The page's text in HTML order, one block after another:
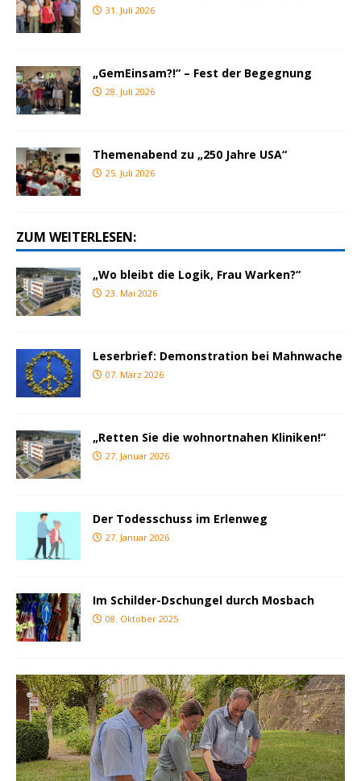
31. Juli 2026
„GemEinsam?!“ – Fest der Begegnung
28. Juli 2026
Themenabend zu „250 Jahre USA“
25. Juli 2026
ZUM WEITERLESEN:
„Wo bleibt die Logik, Frau Warken?“
23. Mai 2026
Leserbrief: Demonstration bei Mahnwache
07. März 2026
„Retten Sie die wohnortnahen Kliniken!“
27. Januar 2026
Der Todesschuss im Erlenweg
27. Januar 2026
Im Schilder-Dschungel durch Mosbach
08. Oktober 2025